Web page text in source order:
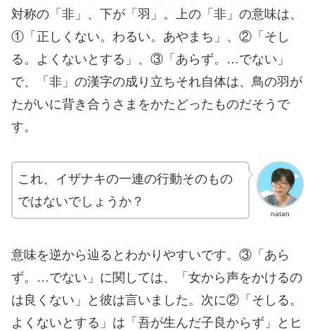
対称の「非」、下が「羽」。上の「非」の意味は、
①「正しくない。わるい。あやまち」、②「そし
る。よくないとする」、③「あらず。…でない」
で、「非」の漢字の成り立ちそれ自体は、鳥の羽が
たがいに背き合うさまをかたどったものだそうで
す。
natan
これ、イザナキの一連の行動そのもの
ではないでしょうか？
意味を逆から辿るとわかりやすいです。③「あら
ず。…でない」に関しては、「女から声をかけるの
は良くない」と彼は言いました。次に②「そしる。
よくないとする」は「吾が生んだ子良からず」とヒ